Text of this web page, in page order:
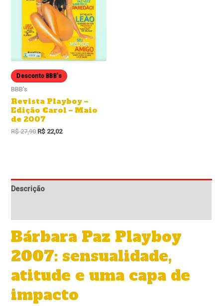
Desconto BBB's
BBB's
Revista Playboy –
Edição Carol – Maio
de 2007
R$27,90 R$ 22,02
Descrição
Bárbara Paz Playboy
2007: sensualidade,
atitude e uma capa de
impacto